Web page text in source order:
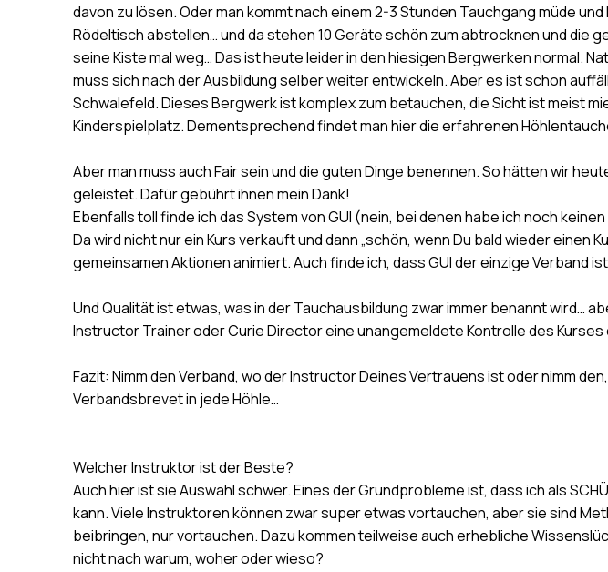
davon zu lösen. Oder man kommt nach einem 2-3 Stunden Tauchgang müde
Rödeltisch abstellen… und da stehen 10 Geräte schön zum abtrocknen und die
seine Kiste mal weg… Das ist heute leider in den hiesigen Bergwerken normal.
muss sich nach der Ausbildung selber weiter entwickeln. Aber es ist schon
Schwalefeld. Dieses Bergwerk ist komplex zum betauchen, die Sicht ist meist
Kinderspielplatz. Dementsprechend findet man hier die erfahrenen
Aber man muss auch Fair sein und die guten Dinge benennen. So hätten wir
geleistet. Dafür gebührt ihnen mein Dank!
Ebenfalls toll finde ich das System von GUI (nein, bei denen habe ich noch
Da wird nicht nur ein Kurs verkauft und dann „schön, wenn Du bald wieder
gemeinsamen Aktionen animiert. Auch finde ich, dass GUI der einzige Verband
Und Qualität ist etwas, was in der Tauchausbildung zwar immer benannt wird…
Instructor Trainer oder Curie Director eine unangemeldete Kontrolle des
Fazit: Nimm den Verband, wo der Instructor Deines Vertrauens ist oder nimm
Verbandsbrevet in jede Höhle…
Welcher Instruktor ist der Beste?
Auch hier ist sie Auswahl schwer. Eines der Grundprobleme ist, dass ich als
kann. Viele Instruktoren können zwar super etwas vortauchen, aber sie sind
beibringen, nur vortauchen. Dazu kommen teilweise auch erhebliche
nicht nach warum, woher oder wieso?